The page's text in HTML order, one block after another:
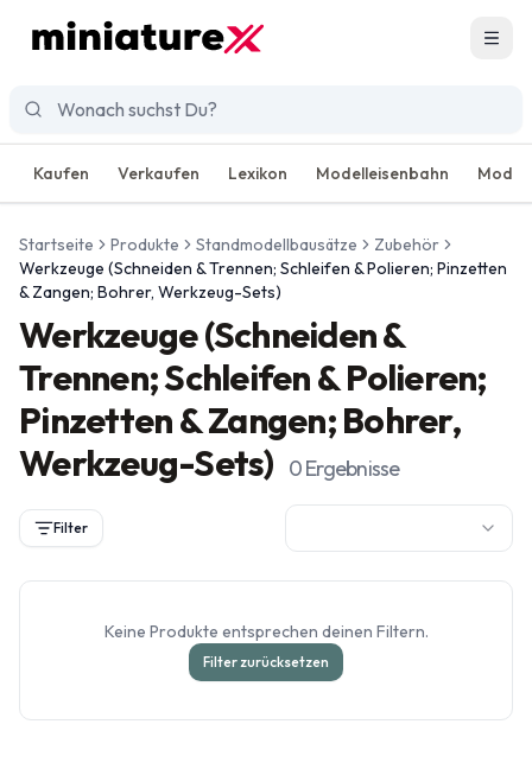
Menü
Kaufen Verkaufen Lexikon Modelleisenbahn
Startseite Produkte Standmodellbausätze
Zubehör
Werkzeuge (Schneiden & Trennen; Schleifen & Polieren; Pinzetten
& Zangen; Bohrer, Werkzeug-Sets)
Werkzeuge (Schneiden &
Trennen; Schleifen & Polieren;
Pinzetten & Zangen; Bohrer,
Werkzeug-Sets)
0Ergebnisse
Filter
Keine Produkte entsprechen deinen Filtern.
Filter zurücksetzen